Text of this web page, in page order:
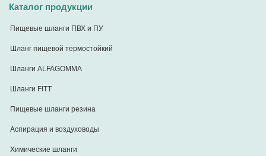
Каталог продукции
Пищевые шланги ПВХ и ПУ
Шланг пищевой термостойкий
Шланги ALFAGOMMA
Шланги FITT
Пищевые шланги резина
Аспирация и воздуховоды
Химические шланги